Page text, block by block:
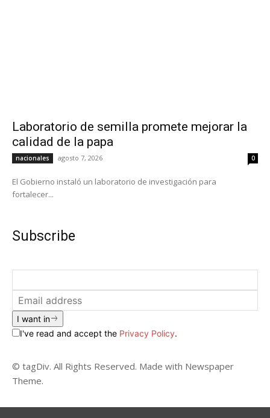
Laboratorio de semilla promete mejorar la
calidad de la papa
nacionales agosto 7, 2026 0
El Gobierno instaló un laboratorio de investigación para
fortalecer...
Subscribe
I want in
I've read and accept the Privacy Policy.
© tagDiv. All Rights Reserved. Made with Newspaper
Theme.